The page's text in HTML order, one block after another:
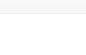
budownictwie przy cięciu
listew przypodłogowych,